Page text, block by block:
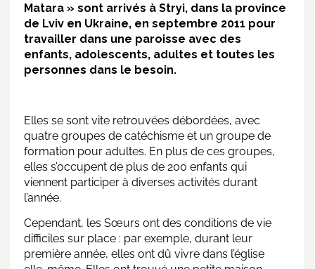
Matara » sont arrivés à Stryi, dans la province
de Lviv en Ukraine, en septembre 2011 pour
travailler dans une paroisse avec des
enfants, adolescents, adultes et toutes les
personnes dans le besoin.
Elles se sont vite retrouvées débordées, avec
quatre groupes de catéchisme et un groupe de
formation pour adultes. En plus de ces groupes,
elles s’occupent de plus de 200 enfants qui
viennent participer à diverses activités durant
l’année.
Cependant, les Sœurs ont des conditions de vie
difficiles sur place : par exemple, durant leur
première année, elles ont dû vivre dans l’église